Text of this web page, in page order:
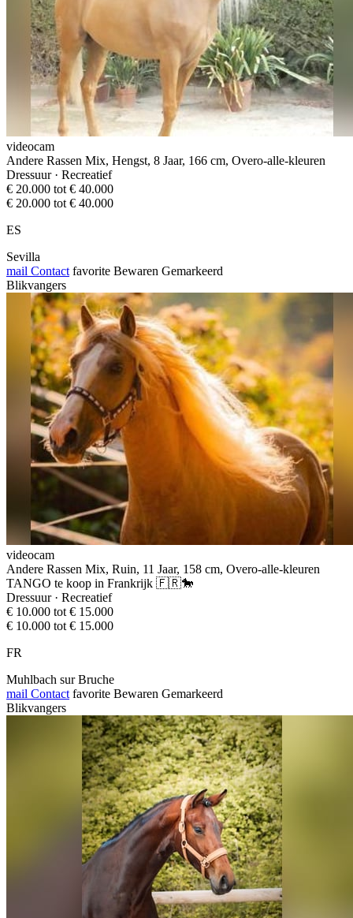
videocam
Andere Rassen Mix, Hengst, 8 Jaar, 166 cm, Overo-alle-kleuren
Dressuur · Recreatief
€ 20.000 tot € 40.000
€ 20.000 tot € 40.000
ES
Sevilla
mail Contact favorite Bewaren Gemarkeerd
Blikvangers
videocam
Andere Rassen Mix, Ruin, 11 Jaar, 158 cm, Overo-alle-kleuren
TANGO te koop in Frankrijk 🇫🇷🐎
Dressuur · Recreatief
€ 10.000 tot € 15.000
€ 10.000 tot € 15.000
FR
Muhlbach sur Bruche
mail Contact favorite Bewaren Gemarkeerd
Blikvangers